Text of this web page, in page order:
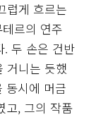
럽게 흐르는
르의 연주
. 두 손은 건반
거니는 듯했
동시에 머금
고, 그의 작품